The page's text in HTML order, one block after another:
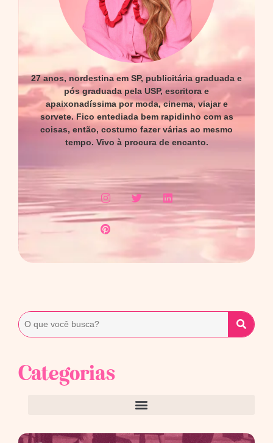
27 anos, nordestina em SP, publicitária graduada e
pós graduada pela USP, escritora e
apaixonadíssima por moda, cinema, viajar e
sorvete. Fico entediada bem rapidinho com as
coisas, então, costumo fazer várias ao mesmo
tempo. Vivo à procura de encanto.
Categorias